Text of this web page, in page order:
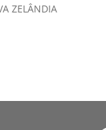
ZELÂNDIA